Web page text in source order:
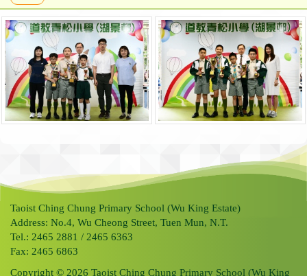
Taoist Ching Chung Primary School (Wu King Estate)
Address: No.4, Wu Cheong Street, Tuen Mun, N.T.
Tel.: 2465 2881 / 2465 6363
Fax: 2465 6863
Copyright © 2026 Taoist Ching Chung Primary School (Wu King